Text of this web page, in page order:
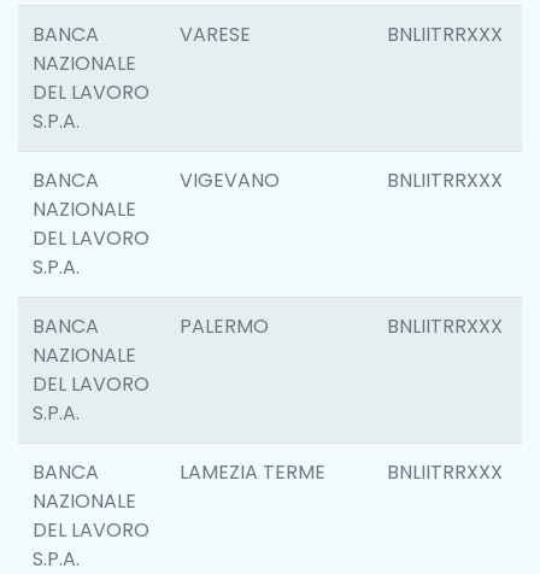
BANCA
NAZIONALE
DEL LAVORO
S.P.A.
VARESE BNLIITRRXXX
BANCA
NAZIONALE
DEL LAVORO
S.P.A.
VIGEVANO BNLIITRRXXX
BANCA
NAZIONALE
DEL LAVORO
S.P.A.
PALERMO BNLIITRRXXX
BANCA
NAZIONALE
DEL LAVORO
S.P.A.
LAMEZIA TERME BNLIITRRXXX